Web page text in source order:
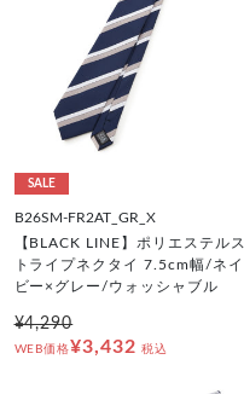
SALE
B26SM-FR2AT_GR_X
【BLACK LINE】ポリエステルス
トライプネクタイ 7.5cm幅/ネイ
ビー×グレー/ウォッシャブル
¥4,290
WEB価格¥3,432 税込